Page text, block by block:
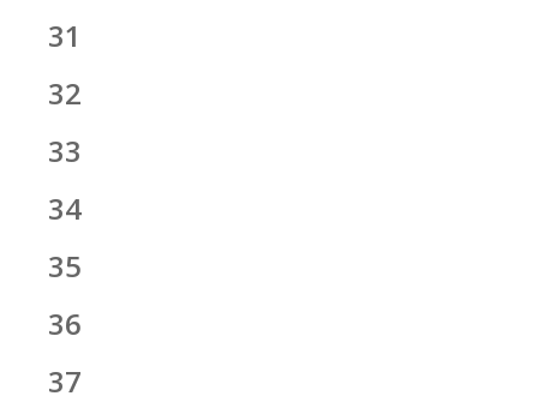
31
32
33
34
35
36
37